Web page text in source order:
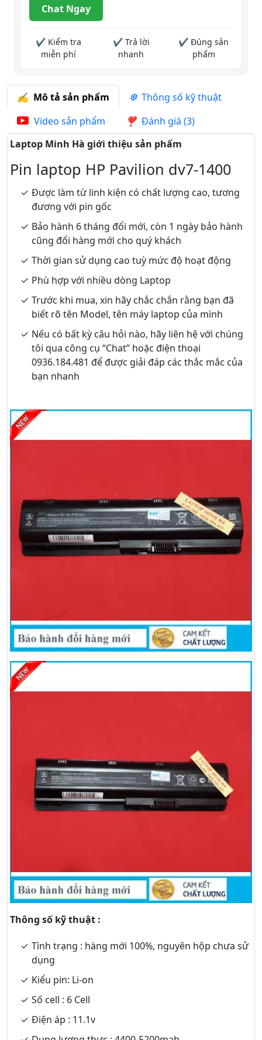
Chat Ngay
✔ Kiểm tra
miễn phí
✔ Trả lời
nhanh
✔ Đúng sản
phẩm
Mô tả sản phẩm
Thông số kỹ thuật
Video sản phẩm
Đánh giá (3)
Laptop Minh Hà giới thiệu sản phẩm
Pin laptop HP Pavilion dv7-1400
Được làm từ linh kiện có chất lượng cao, tương
đương với pin gốc
Bảo hành 6 tháng đổi mới, còn 1 ngày bảo hành
cũng đổi hàng mới cho quý khách
Thời gian sử dụng cao tuỳ mức độ hoạt động
Phù hợp với nhiều dòng Laptop
Trước khi mua, xin hãy chắc chắn rằng bạn đã
biết rõ tên Model, tên máy laptop của mình
Nếu có bất kỳ câu hỏi nào, hãy liên hệ với chúng
tôi qua công cụ “Chat” hoặc điện thoại
0936.184.481 để được giải đáp các thắc mắc của
bạn nhanh
Thông số kỹ thuật :
Tình trạng : hàng mới 100%, nguyên hộp chưa sử
dụng
Kiểu pin: Li-on
Số cell : 6 Cell
Điện áp : 11.1v